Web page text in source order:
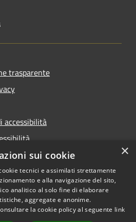
trasparente
accessibilità
Copyright © 2026 • Comune di
Marsala • Powered by
×
sui cookie
tecnici e assimilati strettamente
e alla navigazione del sito,
analitico al solo fine di elaborare
aggregate e anonime.
la cookie policy al seguente link